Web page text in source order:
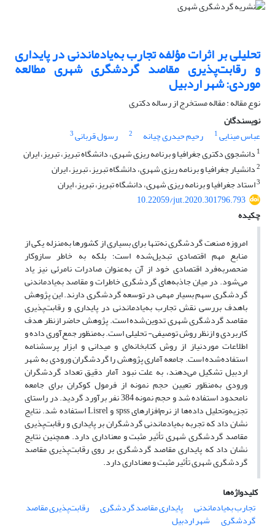
تحلیلی بر اثرات مؤلفه تجارب به‌یادماندنی در پایداری
و رقابت‌پذیری مقاصد گردشگری شهری مطالعه
موردی: شهر اردبیل
نوع مقاله : مقاله مستخرج از رساله دکتری
نویسندگان
عباس مینایی1 رحیم حیدری چیانه 2 رسول قربانی3
1 دانشجوی دکتری جغرافیا و برنامه‌ ریزی شهری، دانشگاه تبریز، تبریز، ایران
2دانشیار جغرافیا و برنامه ‌ریزی شهری، دانشگاه تبریز، تبریز، ایران
3استاد جغرافیا و برنامه ‌ریزی شهری، دانشگاه تبریز، تبریز، ایران
10.22059/jut.2020.301796.793
چکیده
امروزه صنعت گردشگری نه‌تنها برای بسیاری از کشورها به‌منزله یکی از
منابع مهم اقتصادی تبدیل‌شده است؛ بلکه به خاطر سازوکار
منحصربه‌فرد اقتصادی خود از آن به‌عنوان صادرات نامرئی نیز یاد
می‌شود. در میان جاذبه‌های گردشگری خاطرات و مقاصد به‌یادماندنی
گردشگری سهم بسیار مهمی در توسعه گردشگری دارند. این پژوهش
باهدف بررسی نقش تجارب به‌یادماندنی در پایداری و رقابت‌پذیری
مقاصد گردشگری شهری تدوین‌شده است. پژوهش حاضر ازنظر هدف
کاربردی و ازنظر روش توصیفی- تحلیلی است. به‌منظور جمع‌آوری داده و
اطلاعات موردنیاز از روش کتابخانه‌ای و میدانی و ابزار پرسشنامه
استفاده‌شده است. جامعه آماری پژوهش را گردشگران ورودی به شهر
اردبیل تشکیل می‌دهند، به علت نبود آمار دقیق تعداد گردشگران
ورودی به‌منظور تعیین حجم نمونه از فرمول کوکران برای جامعه
نامحدود استفاده شد و حجم نمونه 384 نفر برآورد گردید. در راستای
تجزیه‌وتحلیل داده‌ها از نرم‌افزارهای spss و Lisrel استفاده شد. نتایج
نشان داد که تجربه به‌یادماندنی گردشگران بر پایداری و رقابت‌پذیری
مقاصد گردشگری شهری تأثیر مثبت و معناداری دارد. همچنین نتایج
نشان داد که پایداری مقاصد گردشگری بر روی رقابت‌پذیری مقاصد
گردشگری شهری تأثیر مثبت و معناداری دارد.
کلیدواژه‌ها
تجارب به‌یادماندنی
پایداری مقاصد گردشگری رقابت‌پذیری مقاصد
گردشگری شهر اردبیل